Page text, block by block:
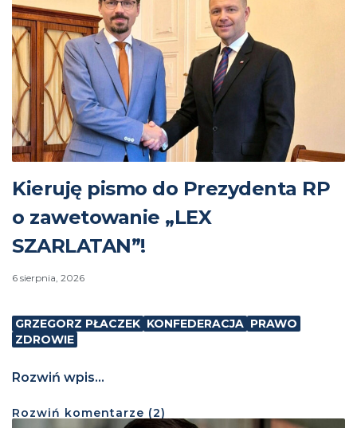
Kieruję pismo do Prezydenta RP
o zawetowanie „LEX
SZARLATAN”!
6 sierpnia, 2026
GRZEGORZ PŁACZEK KONFEDERACJA PRAWO
ZDROWIE
Rozwiń wpis...
Rozwiń komentarze (2)